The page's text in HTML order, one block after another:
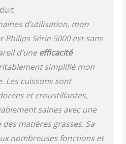
POUR TOUTE LA
FAMILLE - Préparez
facilement jusqu'à 6
portions à la fois grâce
au panier de 1,4kg et à la
cuve de 7,2L. CUISSON
EN UN SEUL GESTE -
Ecran tactile avec 8
programmes prédéfinis
les frites fraîches, la
viande, le poisson, les
cuisses de poulet, les
d’utilisation, mon
Philips Série 5000 est sans
d’une efficacité
simplifié mon
Les cuissons sont
et croustillantes,
saines avec une
matières grasses. Sa
nombreuses fonctions et